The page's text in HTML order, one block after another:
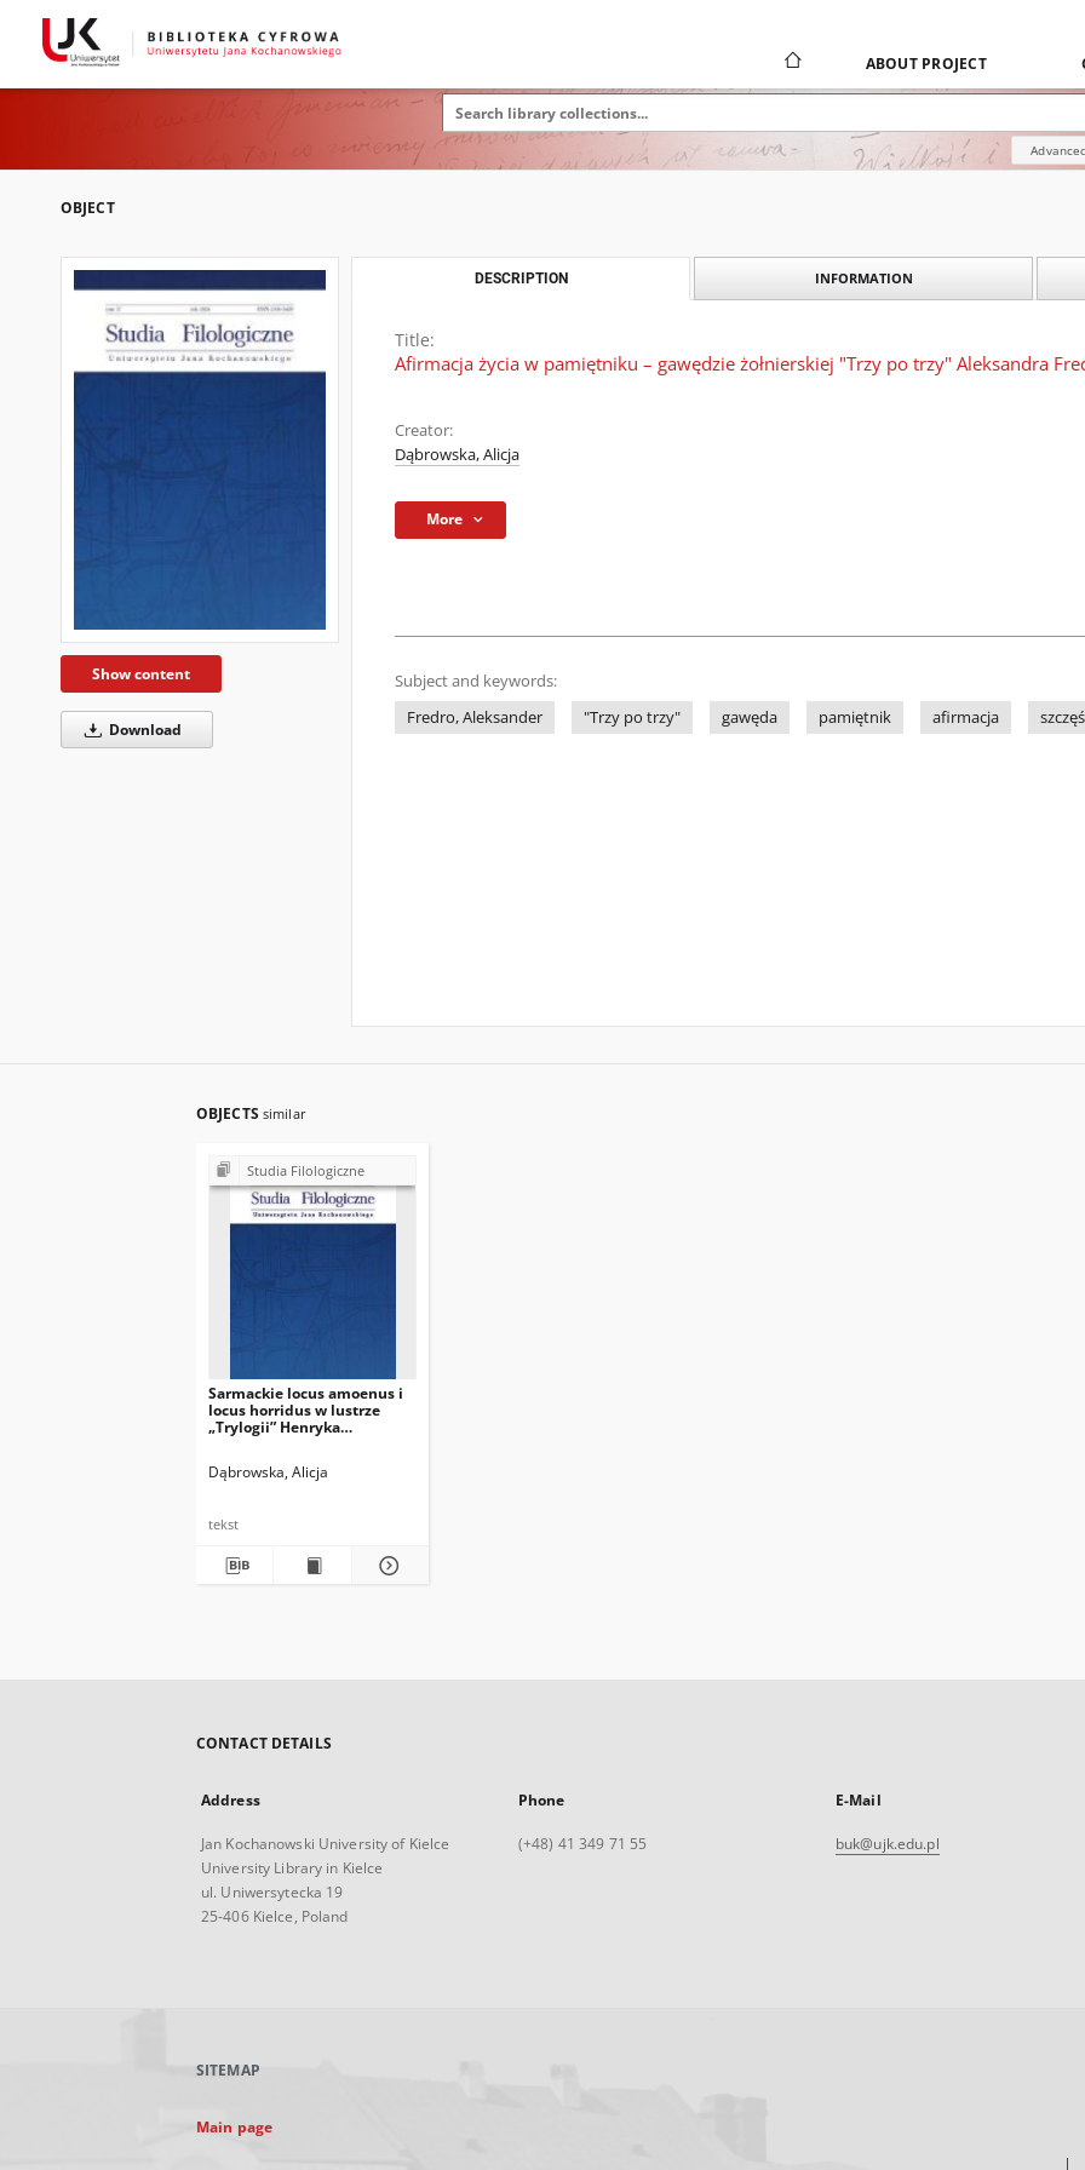
ABOUT PROJECT
OBJECT
Show content
Download
DESCRIPTION INFORMATION
Title:
Afirmacja życia w pamiętniku – gawędzie żołnierskiej "Trzy po trzy" Aleksandra
Creator:
Dąbrowska, Alicja
More
Subject and keywords:
Fredro, Aleksander
"Trzy po trzy" gawęda pamiętnik afirmacja
OBJECTS similar
Studia Filologiczne
Sarmackie locus amoenus i
locus horridus w lustrze
„Trylogii” Henryka
Dąbrowska, Alicja
tekst
CONTACT DETAILS
Address
Jan Kochanowski University of Kielce
University Library in Kielce
ul. Uniwersytecka 19
25-406 Kielce, Poland
Phone
(+48) 41 349 71 55
E-Mail
buk@ujk.edu.pl
SITEMAP
Main page